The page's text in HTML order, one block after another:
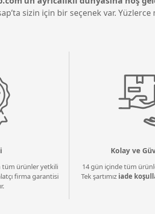
sizin için bir seçenek var.
tüm ürünler yetkili
firma garantisi
Kolay ve
14 gün içinde tüm
Tek şartımız iade